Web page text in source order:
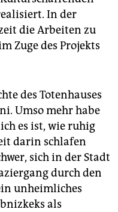
In der
die Arbeiten zu
Zuge des Projekts
des Totenhauses
Umso mehr habe
es ist, wie ruhig
darin schlafen
sich in der Stadt
durch den
unheimliches
als